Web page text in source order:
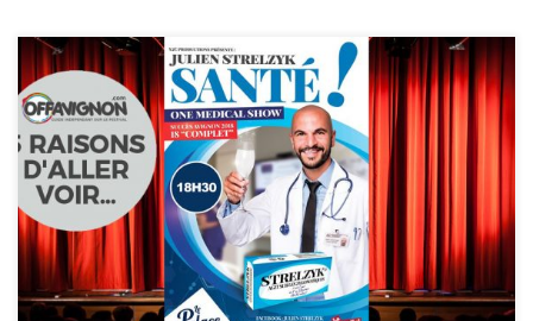
Un membre de l’équipe de l’humoriste Julien Strelzyk vous donne ses 5
raisons d’aller voir le spectacle d’humour “Santé!“, au festival OFF
d’Avignon 2019! Découvrez les raisons d’aller voir ce spectacle ci-
dessous ▼ Les 5 raisons de voir Julien Strelzyk dans “Santé!” Raison 1
Parce que vous repartirez tous avec […]